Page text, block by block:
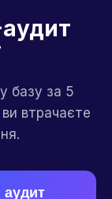
базу за 5
ви втрачаєте